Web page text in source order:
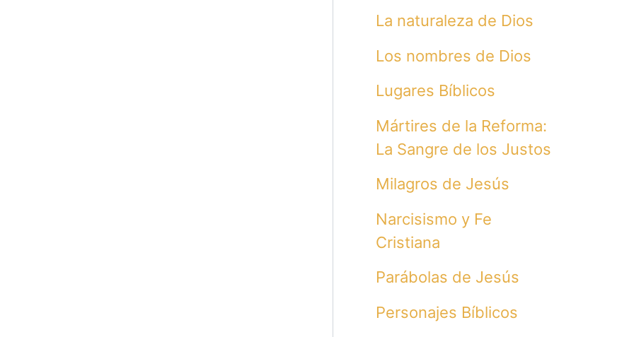
La naturaleza de Dios
Los nombres de Dios
Lugares Bíblicos
Mártires de la Reforma:
La Sangre de los Justos
Milagros de Jesús
Narcisismo y Fe
Cristiana
Parábolas de Jesús
Personajes Bíblicos